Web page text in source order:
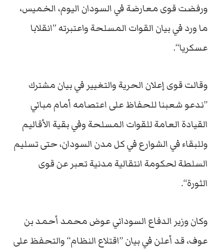
ورفضت قوى معارضة في السودان اليوم، الخميس،
ما ورد في بيان القوات المسلحة واعتبرته ”انقلابا
عسكريا“.
وقالت قوى إعلان الحرية والتغيير في بيان مشترك
”ندعو شعبنا للحفاظ على اعتصامه أمام مباني
القيادة العامة للقوات المسلحة وفي بقية الأقاليم
وللبقاء في الشوارع في كل مدن السودان، حتى تسليم
السلطة لحكومة انتقالية مدنية تعبر عن قوى
الثورة“.
وكان وزير الدفاع السوداني عوض محمد أحمد بن
عوف، قد أعلن في بيان ”اقتلاع النظام“ والتحفظ على